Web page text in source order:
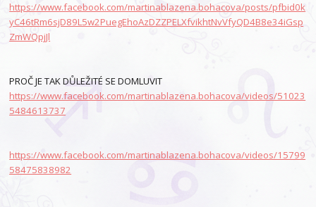
https://www.facebook.com/martinablazena.bohacova/posts/pfbid0k
yC46tRm6sjD89L5w2PuegEhoAzDZZPELXfvikhtNvVfyQD4B8e34iGsp
ZmWQpjJl
PROČ JE TAK DŮLEŽITÉ SE DOMLUVIT
https://www.facebook.com/martinablazena.bohacova/videos/51023
5484613737
https://www.facebook.com/martinablazena.bohacova/videos/15799
58475838982